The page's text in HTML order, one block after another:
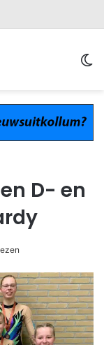
D- en